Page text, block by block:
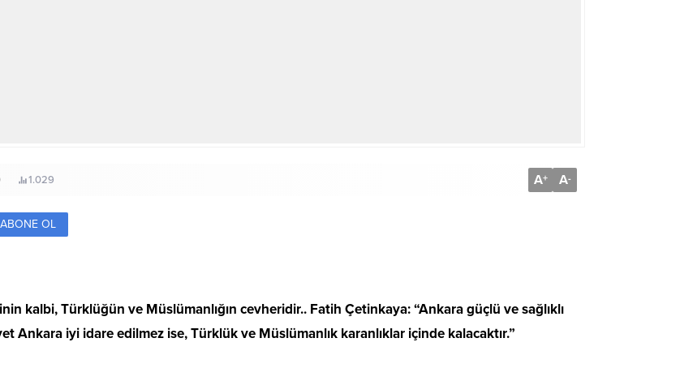
1.029 A+ A-
ABONE OL
kalbi, Türklüğün ve Müslümanlığın cevheridir.. Fatih Çetinkaya: “Ankara güçlü ve sağlıklı
Ankara iyi idare edilmez ise, Türklük ve Müslümanlık karanlıklar içinde kalacaktır.”